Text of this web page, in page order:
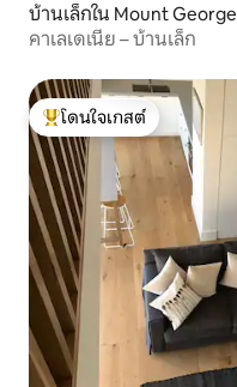
บ้านเล็กใน Mount George
คาเลเดเนีย – บ้านเล็ก
โดนใจเกสต์ที่สุด
โดนใจเกสต์